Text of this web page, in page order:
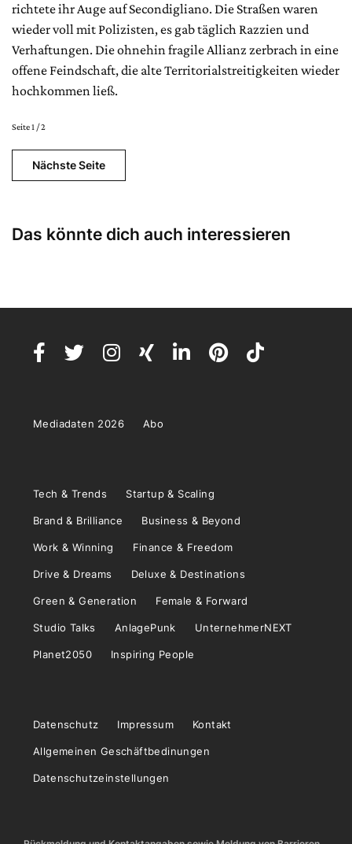
richtete ihr Auge auf Secondigliano. Die Straßen waren
wieder voll mit Polizisten, es gab täglich Razzien und
Verhaftungen. Die ohnehin fragile Allianz zerbrach in eine
offene Feindschaft, die alte Territorialstreitigkeiten wieder
hochkommen ließ.
Seite 1 / 2
Nächste Seite
Das könnte dich auch interessieren
Mediadaten 2026 Abo
Tech & Trends Startup & Scaling
Brand & Brilliance Business & Beyond
Work & Winning Finance & Freedom
Drive & Dreams Deluxe & Destinations
Green & Generation Female & Forward
Studio Talks AnlagePunk UnternehmerNEXT
Planet2050 Inspiring People
Datenschutz Impressum Kontakt
Allgemeinen Geschäftbedinungen
Datenschutzeinstellungen